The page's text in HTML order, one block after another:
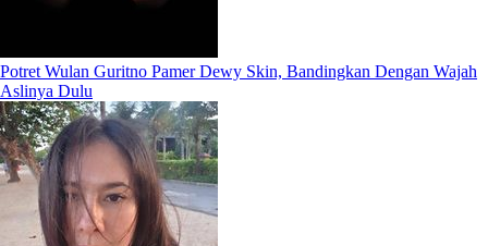
Potret Wulan Guritno Pamer Dewy Skin, Bandingkan Dengan Wajah
Aslinya Dulu